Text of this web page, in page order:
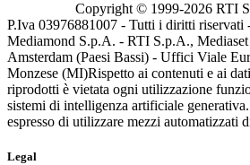
Copyright © 1999-2026 RTI
P.Iva 03976881007 - Tutti i diritti riservati
Mediamond S.p.A. - RTI S.p.A., Mediaset
Amsterdam (Paesi Bassi) - Uffici Viale
Monzese (MI)Rispetto ai contenuti e ai
riprodotti è vietata ogni utilizzazione
sistemi di intelligenza artificiale
espresso di utilizzare mezzi automatizzati
Legal